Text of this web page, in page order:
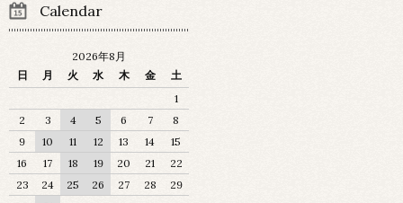
Calendar
2026年8月
日
月 火 水 木 金
土
1
2
3 4 5 6 7
8
9
10 11 12 13 14
15
16
17 18 19 20 21
22
23
24 25 26 27 28
29